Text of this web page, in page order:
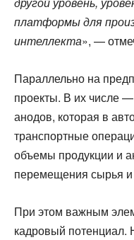
платформы для
интеллекта», —
Параллельно на
проекты. В их числе
анодов, которая в
транспортные
объемы продукции и
перемещения сырья и
При этом важным
кадровый потенциал.